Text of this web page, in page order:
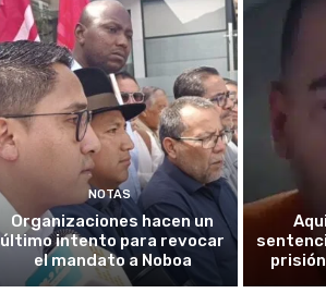
NOTAS
Organizaciones hacen un
último intento para revocar
el mandato a Noboa
prisión